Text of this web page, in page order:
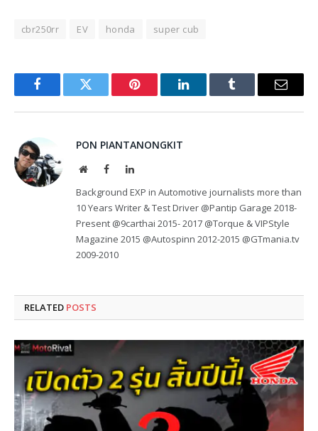
cbr250rr EV honda super cub
FacebookTwitter Pinterest LinkedInTumblr Email
PON PIANTANONGKIT
WebsiteFacebookLinkedIn
Background EXP in Automotive journalists more than
10 Years Writer & Test Driver @Pantip Garage 2018-
Present @9carthai 2015- 2017 @Torque & VIPStyle
Magazine 2015 @Autospinn 2012-2015 @GTmania.tv
2009-2010
RELATED POSTS